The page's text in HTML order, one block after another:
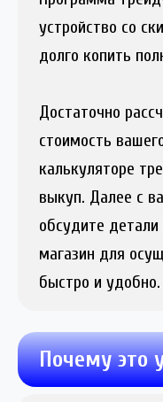
устройство со
долго копить
Достаточно
стоимость
калькуляторе
выкуп. Далее с
обсудите
магазин для
быстро и удобно.
Почему это